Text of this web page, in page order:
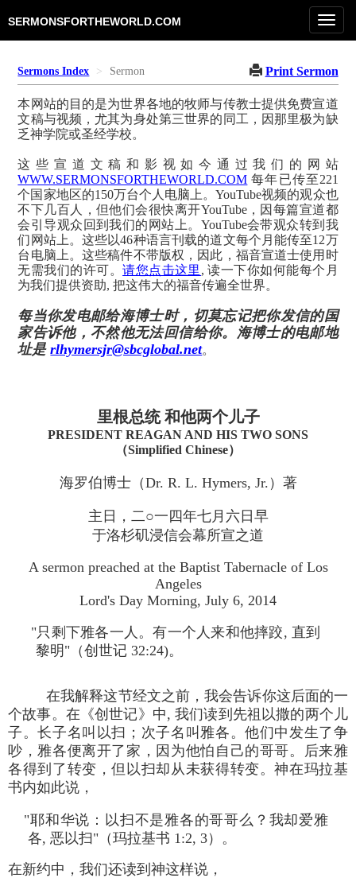
SERMONSFORTHEWORLD.COM
Sermons Index Sermon Print Sermon
本网站的目的是为世界各地的牧师与传教士提供免费宣道
文稿与视频，尤其为身处第三世界的同工，因那里极为缺
乏神学院或圣经学校。
这些宣道文稿和影视如今通过我们的网站
WWW.SERMONSFORTHEWORLD.COM 每年已传至221
个国家地区的150万台个人电脑上。YouTube视频的观众也
不下几百人，但他们会很快离开YouTube，因每篇宣道都
会引导观众回到我们的网站上。YouTube会带观众转到我
们网站上。这些以46种语言刊载的道文每个月能传至12万
台电脑上。这些稿件不带版权，因此，福音宣道士使用时
无需我们的许可。请您点击这里 , 读一下你如何能每个月
为我们提供资助, 把这伟大的福音传遍全世界。
每当你发电邮给海博士时，切莫忘记把你发信的国
家告诉他，不然他无法回信给你。海博士的电邮地
址是rlhymersjr@sbcglobal.net。
里根总统 和他两个儿子
PRESIDENT REAGAN AND HIS TWO SONS
（Simplified Chinese）
海罗伯博士（Dr. R. L. Hymers, Jr.）著
主日，二○一四年七月六日早
于洛杉矶浸信会幕所宣之道
A sermon preached at the Baptist Tabernacle of Los
Angeles
Lord's Day Morning, July 6, 2014
"只剩下雅各一人。有一个人来和他摔跤, 直到
黎明"（创世记 32:24)。
在我解释这节经文之前，我会告诉你这后面的一
个故事。在《创世记》中, 我们读到先祖以撒的两个儿
子。长子名叫以扫；次子名叫雅各。他们中发生了争
吵，雅各便离开了家，因为他怕自己的哥哥。后来雅
各得到了转变，但以扫却从未获得转变。神在玛拉基
书内如此说，
"耶和华说：以扫不是雅各的哥哥么？我却爱雅
各, 恶以扫"（玛拉基书 1:2, 3）。
在新约中，我们还读到神这样说，